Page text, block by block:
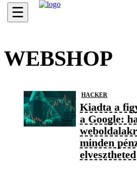
☰
WEBSHOP
HACKER
Kiadta a
a Google:
minden
elvesztheted